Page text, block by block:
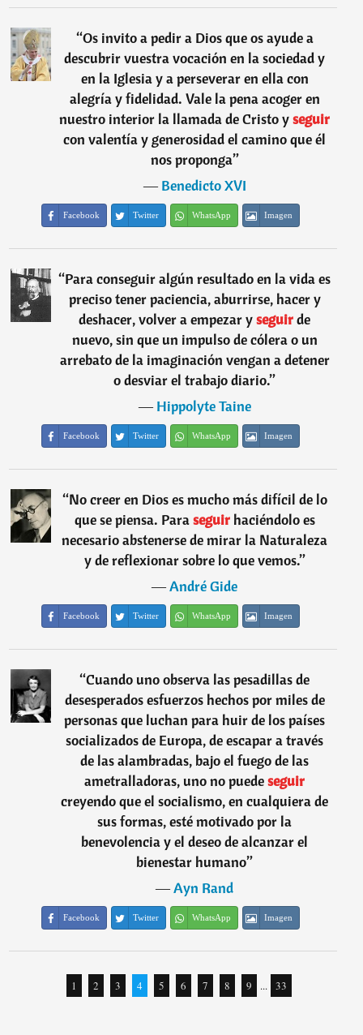
“Os invito a pedir a Dios que os ayude a
descubrir vuestra vocación en la sociedad y
en la Iglesia y a perseverar en ella con
alegría y fidelidad. Vale la pena acoger en
nuestro interior la llamada de Cristo yseguir
con valentía y generosidad el camino que él
nos proponga”
―Benedicto XVI
Facebook Twitter WhatsApp Imagen
“Para conseguir algún resultado en la vida es
preciso tener paciencia, aburrirse, hacer y
deshacer, volver a empezar yseguirde
nuevo, sin que un impulso de cólera o un
arrebato de la imaginación vengan a detener
o desviar el trabajo diario.”
―Hippolyte Taine
Facebook Twitter WhatsApp Imagen
“No creer en Dios es mucho más difícil de lo
que se piensa. Paraseguir haciéndolo es
necesario abstenerse de mirar la Naturaleza
y de reflexionar sobre lo que vemos.”
―André Gide
Facebook Twitter WhatsApp Imagen
“Cuando uno observa las pesadillas de
desesperados esfuerzos hechos por miles de
personas que luchan para huir de los países
socializados de Europa, de escapar a través
de las alambradas, bajo el fuego de las
ametralladoras, uno no puedeseguir
creyendo que el socialismo, en cualquiera de
sus formas, esté motivado por la
benevolencia y el deseo de alcanzar el
bienestar humano”
―Ayn Rand
Facebook Twitter WhatsApp Imagen
1 2 3 4 5 6 7 8 9 ... 33